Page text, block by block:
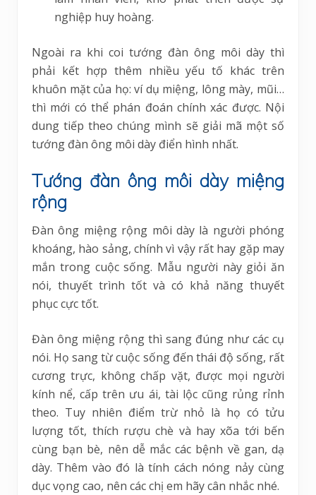
nghiệp huy hoàng.
Ngoài ra khi coi tướng đàn ông môi dày thì
phải kết hợp thêm nhiều yếu tố khác trên
khuôn mặt của họ: ví dụ miệng, lông mày, mũi…
thì mới có thể phán đoán chính xác được. Nội
dung tiếp theo chúng mình sẽ giải mã một số
tướng đàn ông môi dày điển hình nhất.
Tướng đàn ông môi dày miệng
rộng
Đàn ông miệng rộng môi dày là người phóng
khoáng, hào sảng, chính vì vậy rất hay gặp may
mắn trong cuộc sống. Mẫu người này giỏi ăn
nói, thuyết trình tốt và có khả năng thuyết
phục cực tốt.
Đàn ông miệng rộng thì sang đúng như các cụ
nói. Họ sang từ cuộc sống đến thái độ sống, rất
cương trực, không chấp vặt, được mọi người
kính nể, cấp trên ưu ái, tài lộc cũng rủng rỉnh
theo. Tuy nhiên điểm trừ nhỏ là họ có tửu
lượng tốt, thích rượu chè và hay xõa tới bến
cùng bạn bè, nên dễ mắc các bệnh về gan, dạ
dày. Thêm vào đó là tính cách nóng nảy cùng
dục vọng cao, nên các chị em hãy cân nhắc nhé.